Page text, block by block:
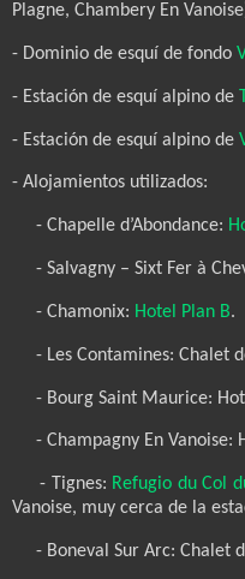
Plagne, Chambery En
- Dominio de esquí de fondo
- Estación de esquí alpino de
- Estación de esquí alpino de
- Alojamientos utilizados:
- Chapelle d’Abondance:
- Salvagny – Sixt Fer à
- Chamonix: Hotel Plan B.
- Les Contamines: Chalet
- Bourg Saint Maurice:
- Champagny En Vanoise:
- Tignes: Refugio du Col
Vanoise, muy cerca de la
- Boneval Sur Arc: Chalet